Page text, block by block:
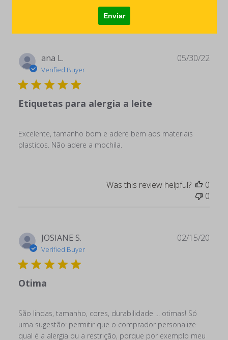
ana L.
Verified Buyer
Etiquetas para alergia a leite
Excelente, tamanho bom e adere bem aos materiais
plasticos. Não adere a mochila.
05/30/22
Was this review helpful?
0
0
JOSIANE S.
Verified Buyer
Otima
São lindas, tamanho, cores, durabilidade ... otimas! Só
uma sugestão: permitir que o comprador personalize
qual é a alergia ou a restrição, porque por exemplo meu
02/15/20